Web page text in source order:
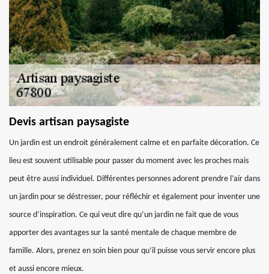
Devis artisan paysagiste
Un jardin est un endroit généralement calme et en parfaite décoration. Ce
lieu est souvent utilisable pour passer du moment avec les proches mais
peut être aussi individuel. Différentes personnes adorent prendre l’air dans
un jardin pour se déstresser, pour réfléchir et également pour inventer une
source d’inspiration. Ce qui veut dire qu’un jardin ne fait que de vous
apporter des avantages sur la santé mentale de chaque membre de
famille. Alors, prenez en soin bien pour qu’il puisse vous servir encore plus
et aussi encore mieux.